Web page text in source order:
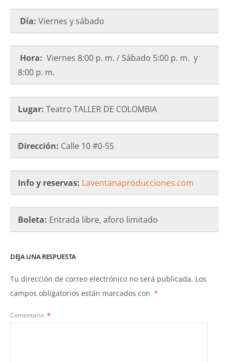
Día: Viernes y sábado
Hora: Viernes 8:00 p. m. / Sábado 5:00 p. m. y
8:00 p. m.
Lugar: Teatro TALLER DE COLOMBIA
Dirección: Calle 10 #0-55
Info y reservas: Laventanaproducciones.com
Boleta: Entrada libre, aforo limitado
DEJA UNA RESPUESTA
Tu dirección de correo electrónico no será publicada. Los
campos obligatorios están marcados con *
Comentario *